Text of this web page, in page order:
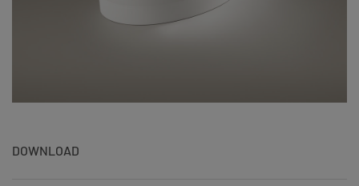
DOWNLOAD